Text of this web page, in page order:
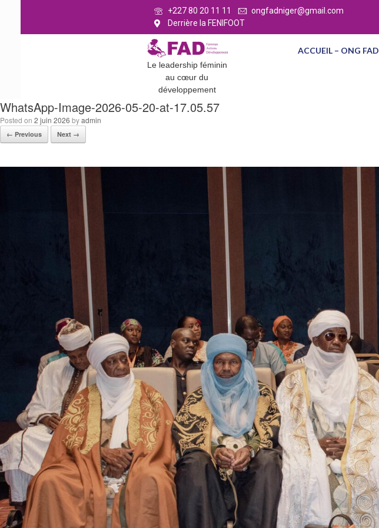
+227 80 20 11 11
ongfadniger@gmail.com
Derrière la FENIFOOT
Le leadership féminin
au cœur du
développement
ACCUEIL – ONG FAD
WhatsApp-Image-2026-05-20-at-17.05.57
Posted on 2 juin 2026 byadmin
← Previous Next →